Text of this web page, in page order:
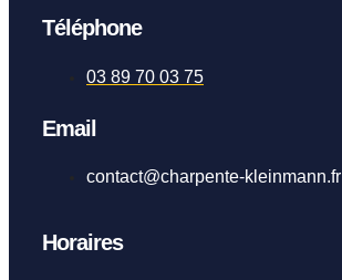
Téléphone
03 89 70 03 75
Email
contact@charpente-kleinmann.fr
Horaires